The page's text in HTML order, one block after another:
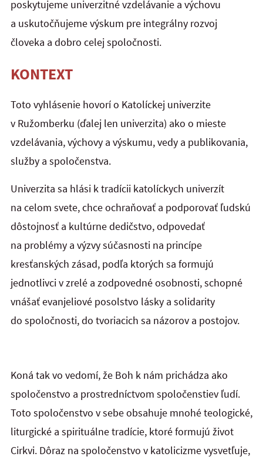
poskytujeme univerzitné vzdelávanie a výchovu
a uskutočňujeme výskum pre integrálny rozvoj
človeka a dobro celej spoločnosti.
KONTEXT
Toto vyhlásenie hovorí o Katolíckej univerzite
v Ružomberku (ďalej len univerzita) ako o mieste
vzdelávania, výchovy a výskumu, vedy a publikovania,
služby a spoločenstva.
Univerzita sa hlási k tradícii katolíckych univerzít
na celom svete, chce ochraňovať a podporovať ľudskú
dôstojnosť a kultúrne dedičstvo, odpovedať
na problémy a výzvy súčasnosti na princípe
kresťanských zásad, podľa ktorých sa formujú
jednotlivci v zrelé a zodpovedné osobnosti, schopné
vnášať evanjeliové posolstvo lásky a solidarity
do spoločnosti, do tvoriacich sa názorov a postojov.
Koná tak vo vedomí, že Boh k nám prichádza ako
spoločenstvo a prostredníctvom spoločenstiev ľudí.
Toto spoločenstvo v sebe obsahuje mnohé teologické,
liturgické a spirituálne tradície, ktoré formujú život
Cirkvi. Dôraz na spoločenstvo v katolicizme vysvetľuje,